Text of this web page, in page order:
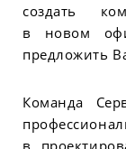
создать
в новом
предложить
Команда